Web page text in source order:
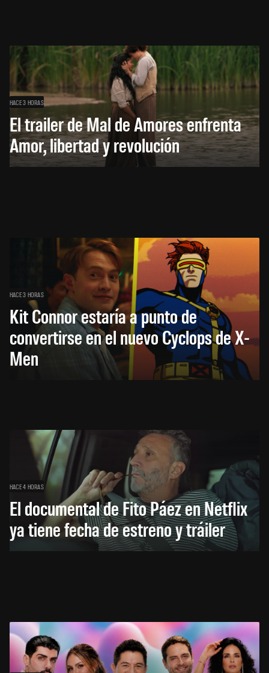
HACE 3 HORAS
El trailer de Mal de Amores enfrenta
Amor, libertad y revolución
HACE 3 HORAS
Kit Connor estaría a punto de
convertirse en el nuevo Cyclops de X-
Men
HACE 4 HORAS
El documental de Fito Páez en Netflix
ya tiene fecha de estreno y tráiler